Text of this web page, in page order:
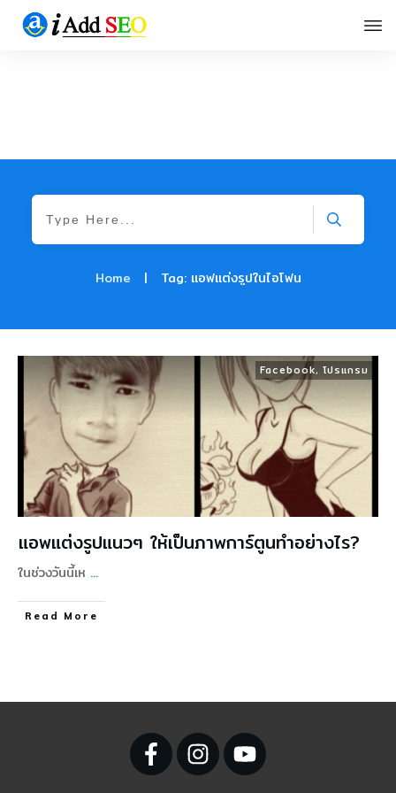
Home | Tag: แอฟแต่งรูปในไอโฟน
Facebook,โปรแกรม
แอพแต่งรูปแนวๆ ให้เป็นภาพการ์ตูนทำอย่างไร?
ในช่วงวันนี้เห ...
Read More